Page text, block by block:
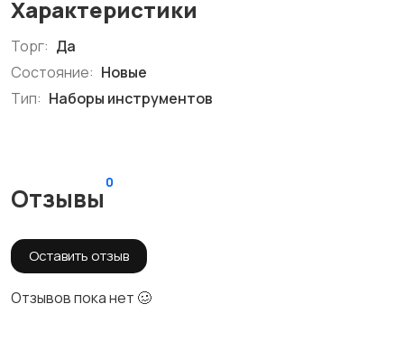
Характеристики
Торг: Да
Состояние: Новые
Тип: Наборы инструментов
Отзывы
0
Оставить отзыв
Отзывов пока нет 🥴